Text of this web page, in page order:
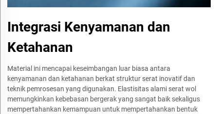
Integrasi Kenyamanan dan
Ketahanan
Material ini mencapai keseimbangan luar biasa antara
kenyamanan dan ketahanan berkat struktur serat inovatif dan
teknik pemrosesan yang digunakan. Elastisitas alami serat wol
memungkinkan kebebasan bergerak yang sangat baik sekaligus
mempertahankan kemampuan untuk mempertahankan bentuk